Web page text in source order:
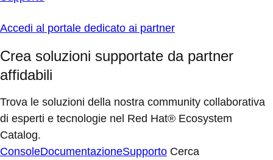
Accedi al portale dedicato ai partner
Crea soluzioni supportate da partner
affidabili
Trova le soluzioni della nostra community collaborativa
di esperti e tecnologie nel Red Hat® Ecosystem
Catalog.
ConsoleDocumentazioneSupporto Cerca